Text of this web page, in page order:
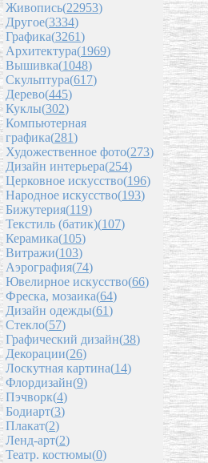
Живопись(22953)
Другое(3334)
Графика(3261)
Архитектура(1969)
Вышивка(1048)
Скульптура(617)
Дерево(445)
Куклы(302)
Компьютерная
графика(281)
Художественное фото(273)
Дизайн интерьера(254)
Церковное искусство(196)
Народное искусство(193)
Бижутерия(119)
Текстиль (батик)(107)
Керамика(105)
Витражи(103)
Аэрография(74)
Ювелирное искусство(66)
Фреска, мозаика(64)
Дизайн одежды(61)
Стекло(57)
Графический дизайн(38)
Декорации(26)
Лоскутная картина(14)
Флордизайн(9)
Пэчворк(4)
Бодиарт(3)
Плакат(2)
Ленд-арт(2)
Театр. костюмы(0)